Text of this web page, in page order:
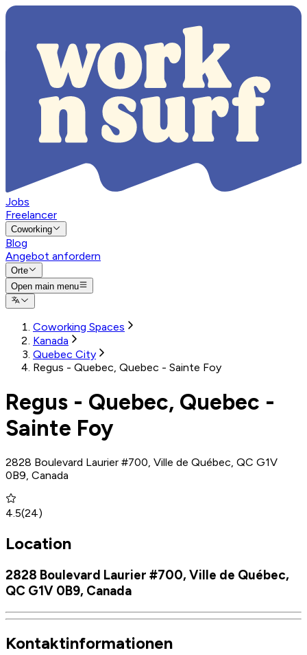
Jobs
Freelancer
Coworking
Blog
Angebot anfordern
Orte
Open main menu
Coworking Spaces
Kanada
Quebec City
Regus - Quebec, Quebec - Sainte Foy
Regus - Quebec, Quebec -
Sainte Foy
2828 Boulevard Laurier #700, Ville de Québec, QC G1V
0B9, Canada
4.5(24)
Location
2828 Boulevard Laurier #700, Ville de Québec,
QC G1V 0B9, Canada
Kontaktinformationen